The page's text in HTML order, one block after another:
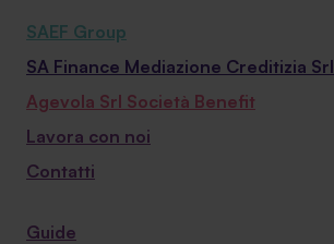
SAEF Group
SA Finance Mediazione Creditizia Srl
Agevola Srl Società Benefit
Lavora con noi
Contatti
Guide